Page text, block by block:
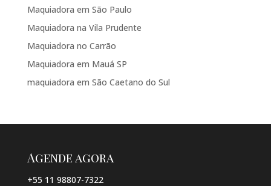
Maquiadora em São Paulo
Maquiadora na Vila Prudente
Maquiadora no Carrão
Maquiadora em Mauá SP
maquiadora em São Caetano do Sul
Agende agora
+55 11 98807-7322